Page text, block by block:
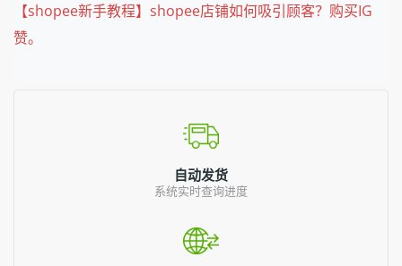
【shopee新手教程】shopee店铺如何吸引顾客？购买IG
赞。
自动发货
系统实时查询进度